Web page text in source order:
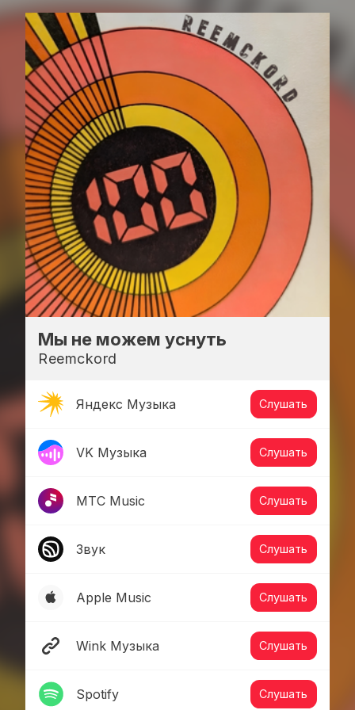
Мы не можем уснуть
Reemckord
Яндекс Музыка Слушать
VK Музыка Слушать
МТС Music Слушать
Звук Слушать
Apple Music Слушать
Wink Музыка Слушать
Spotify Слушать